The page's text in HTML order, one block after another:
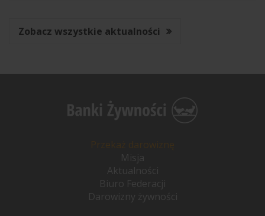
Zobacz wszystkie aktualności
Misja
Aktualności
Biuro Federacji
Darowizny żywności